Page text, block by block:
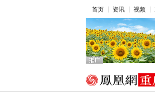
首页 资讯 视频